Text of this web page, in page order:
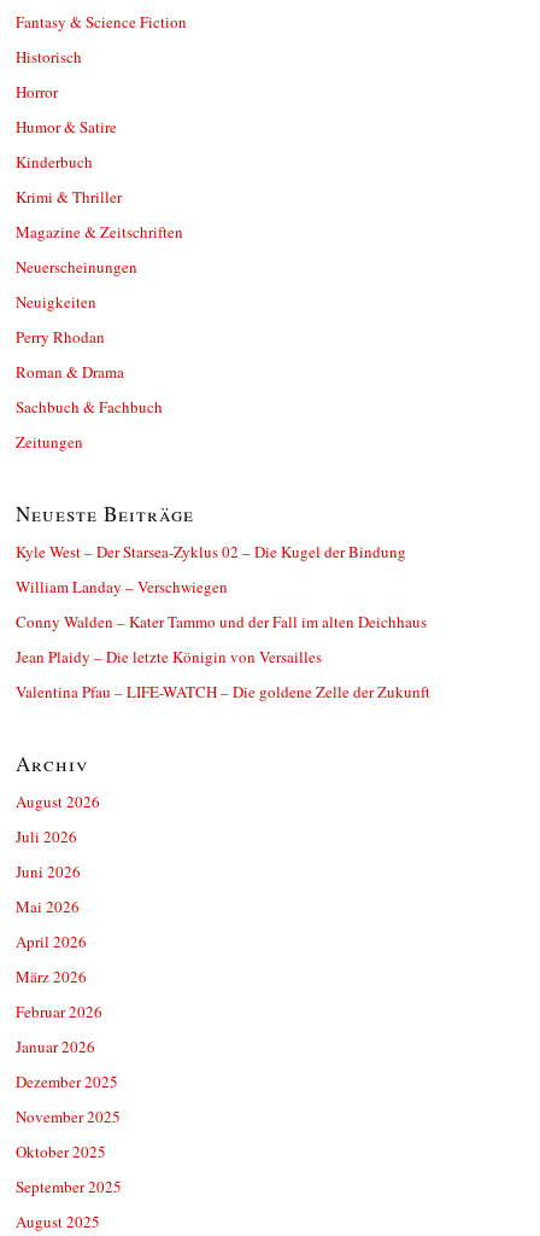
Fantasy & Science Fiction
Historisch
Horror
Humor & Satire
Kinderbuch
Krimi & Thriller
Magazine & Zeitschriften
Neuerscheinungen
Neuigkeiten
Perry Rhodan
Roman & Drama
Sachbuch & Fachbuch
Zeitungen
Neueste Beiträge
Kyle West – Der Starsea-Zyklus 02 – Die Kugel der Bindung
William Landay – Verschwiegen
Conny Walden – Kater Tammo und der Fall im alten Deichhaus
Jean Plaidy – Die letzte Königin von Versailles
Valentina Pfau – LIFE-WATCH – Die goldene Zelle der Zukunft
Archiv
August 2026
Juli 2026
Juni 2026
Mai 2026
April 2026
März 2026
Februar 2026
Januar 2026
Dezember 2025
November 2025
Oktober 2025
September 2025
August 2025